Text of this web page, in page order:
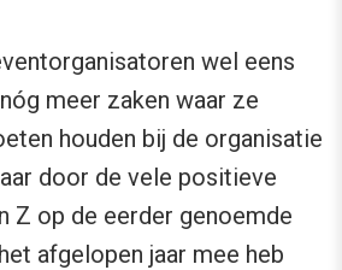
wel eens
meer zaken waar ze
houden bij de organisatie
door de vele positieve
Z op de eerder genoemde
afgelopen jaar mee heb